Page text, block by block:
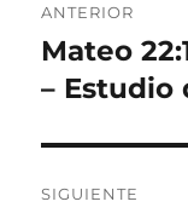
de
entradas
ANTERIOR
Entrada
anterior:
Mateo
– Estudio
SIGUIENTE